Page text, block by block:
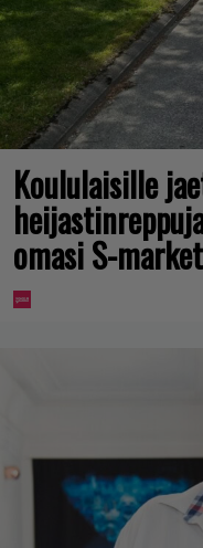
Koululaisille
omasi S-